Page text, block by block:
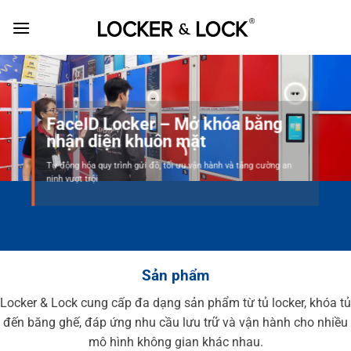
FaceID Locker – Mở khóa bằng
nhận diện khuôn mặt
Tự động hóa quy trình gửi đồ, tối ưu vận hành và tăng cường an
ninh vượt trội
Sản phẩm
Locker & Lock cung cấp đa dạng sản phẩm từ tủ locker, khóa tủ
đến băng ghế, đáp ứng nhu cầu lưu trữ và vận hành cho nhiều
mô hình không gian khác nhau.